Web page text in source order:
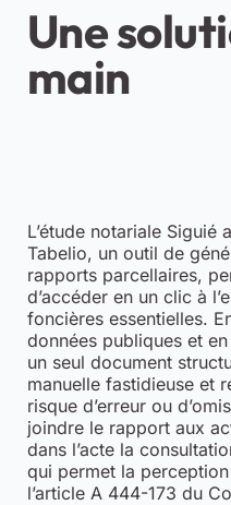
Une
main
L’étude notariale Siguié
Tabelio, un outil de
rapports parcellaires,
d’accéder en un clic à
foncières essentielles.
données publiques et
un seul document
manuelle fastidieuse et
risque d’erreur ou
joindre le rapport aux
dans l’acte la
qui permet la
l’article A 444-173 du